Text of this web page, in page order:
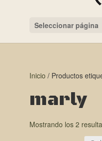
Seleccionar página
Inicio / Productos
marly
Mostrando los 2